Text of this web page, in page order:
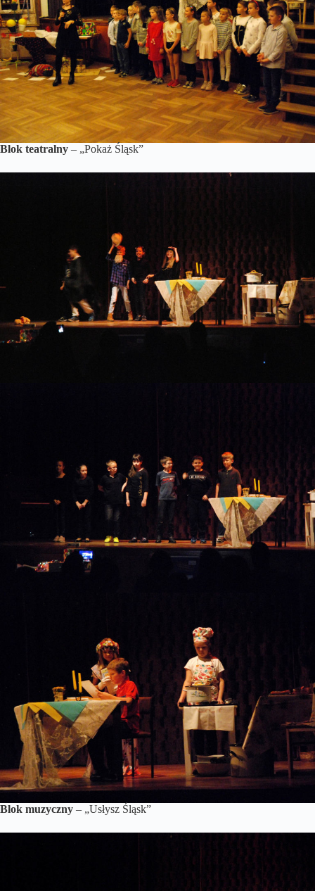
Blok teatralny – „Pokaż Śląsk”
Blok muzyczny – „Usłysz Śląsk”